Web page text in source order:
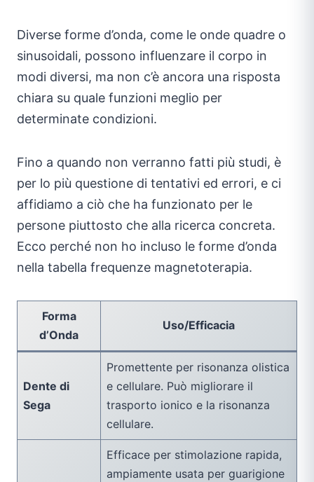
Diverse forme d’onda, come le onde quadre o
sinusoidali, possono influenzare il corpo in
modi diversi, ma non c’è ancora una risposta
chiara su quale funzioni meglio per
determinate condizioni.
Fino a quando non verranno fatti più studi, è
per lo più questione di tentativi ed errori, e ci
affidiamo a ciò che ha funzionato per le
persone piuttosto che alla ricerca concreta.
Ecco perché non ho incluso le forme d’onda
nella tabella frequenze magnetoterapia.
Forma
d’Onda
Uso/Efficacia
Dente di
Sega
Promettente per risonanza olistica
e cellulare. Può migliorare il
trasporto ionico e la risonanza
cellulare.
Efficace per stimolazione rapida,
ampiamente usata per guarigione